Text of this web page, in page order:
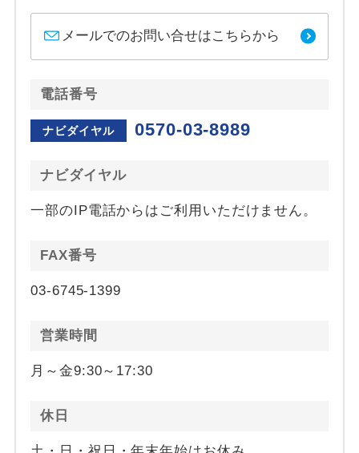
メールでのお問い合せはこちらから
電話番号
ナビダイヤル 0570-03-8989
ナビダイヤル
一部のIP電話からはご利用いただけません。
FAX番号
03-6745-1399
営業時間
月～金9:30～17:30
休日